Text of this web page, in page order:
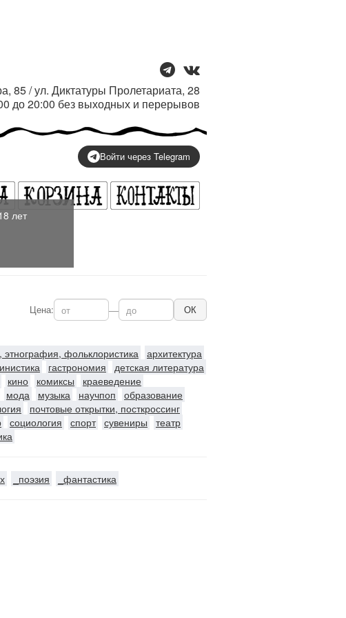
85 / ул. Диктатуры Пролетариата, 28
до 20:00 без выходных и перерывов
Войти через Telegram
Цена: — ОК
этнография, фольклористика
архитектура
гастрономия
детская литература
кино комиксы
краеведение
мода музыка научпоп
образование
почтовые открытки, посткроссинг
социология спорт сувениры
театр
_поэзия _фантастика
лет